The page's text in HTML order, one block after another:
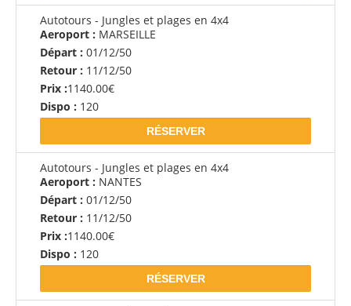
Autotours - Jungles et plages en 4x4
Aeroport : MARSEILLE
Départ : 01/12/50
Retour : 11/12/50
Prix :1140.00€
Dispo : 120
RÉSERVER
Autotours - Jungles et plages en 4x4
Aeroport : NANTES
Départ : 01/12/50
Retour : 11/12/50
Prix :1140.00€
Dispo : 120
RÉSERVER